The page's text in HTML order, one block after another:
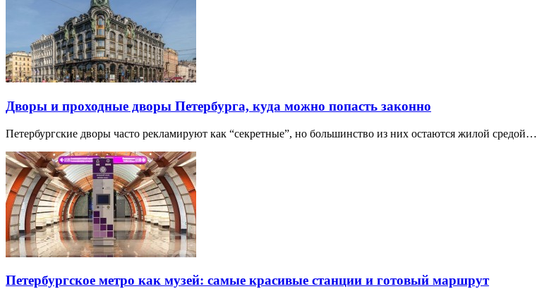
Дворы и проходные дворы Петербурга, куда можно попасть законно
Петербургские дворы часто рекламируют как “секретные”, но большинство из них остаются жилой средой…
Петербургское метро как музей: самые красивые станции и готовый маршрут